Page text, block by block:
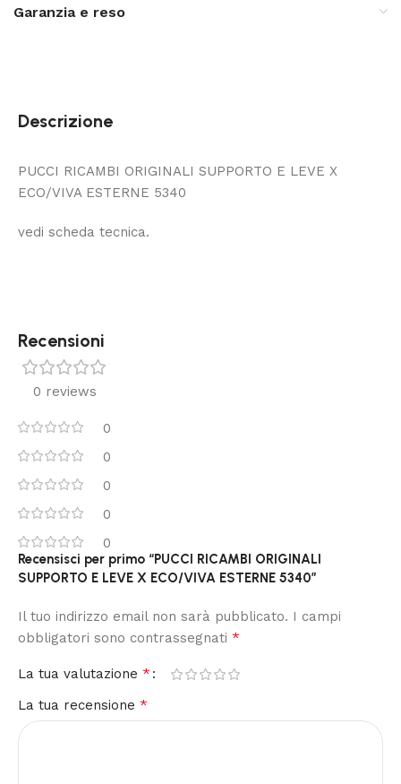
Garanzia e reso
Descrizione
PUCCI RICAMBI ORIGINALI SUPPORTO E LEVE X
ECO/VIVA ESTERNE 5340
vedi scheda tecnica.
Recensioni
0 reviews
0
0
0
0
0
Recensisci per primo “PUCCI RICAMBI ORIGINALI
SUPPORTO E LEVE X ECO/VIVA ESTERNE 5340”
Il tuo indirizzo email non sarà pubblicato. I campi
obbligatori sono contrassegnati *
La tua valutazione *
La tua recensione *